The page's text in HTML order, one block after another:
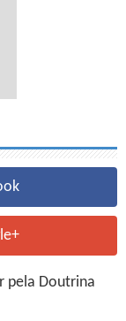
pela Doutrina